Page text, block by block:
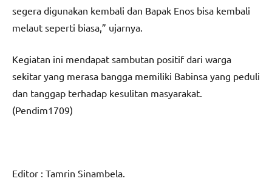
segera digunakan kembali dan Bapak Enos bisa kembali
melaut seperti biasa,” ujarnya.
Kegiatan ini mendapat sambutan positif dari warga
sekitar yang merasa bangga memiliki Babinsa yang peduli
dan tanggap terhadap kesulitan masyarakat.
(Pendim1709)
Editor : Tamrin Sinambela.